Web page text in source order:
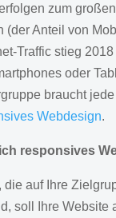
zum
(der Anteil von
Traffic stieg
oder
braucht
Webdesign.
responsives
, die auf Ihre
soll Ihre Website